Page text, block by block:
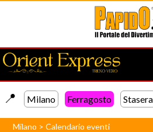
📍️ Milano Ferragosto Stasera
Milano >Calendario eventi